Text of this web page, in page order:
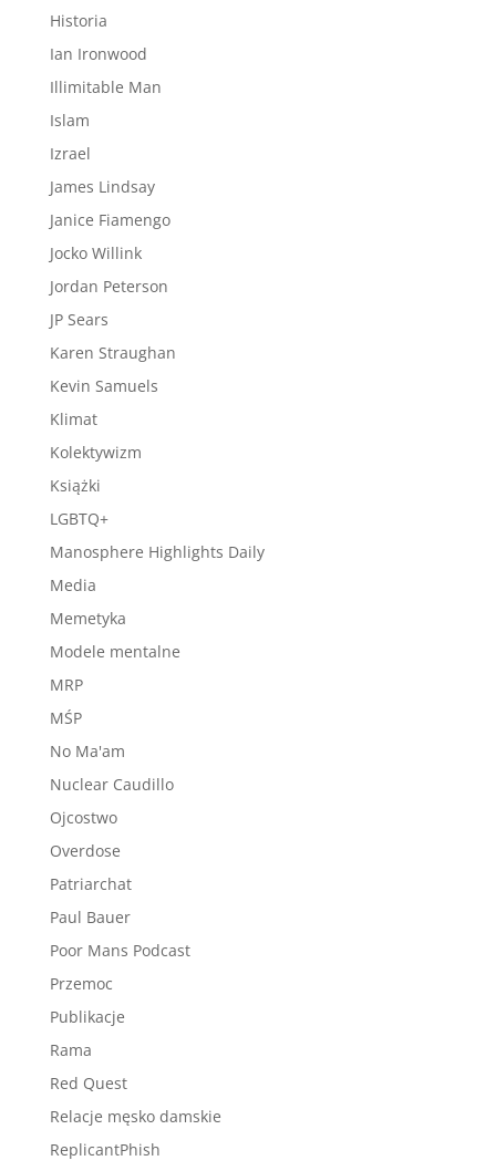
Historia
Ian Ironwood
Illimitable Man
Islam
Izrael
James Lindsay
Janice Fiamengo
Jocko Willink
Jordan Peterson
JP Sears
Karen Straughan
Kevin Samuels
Klimat
Kolektywizm
Książki
LGBTQ+
Manosphere Highlights Daily
Media
Memetyka
Modele mentalne
MRP
MŚP
No Ma'am
Nuclear Caudillo
Ojcostwo
Overdose
Patriarchat
Paul Bauer
Poor Mans Podcast
Przemoc
Publikacje
Rama
Red Quest
Relacje męsko damskie
ReplicantPhish